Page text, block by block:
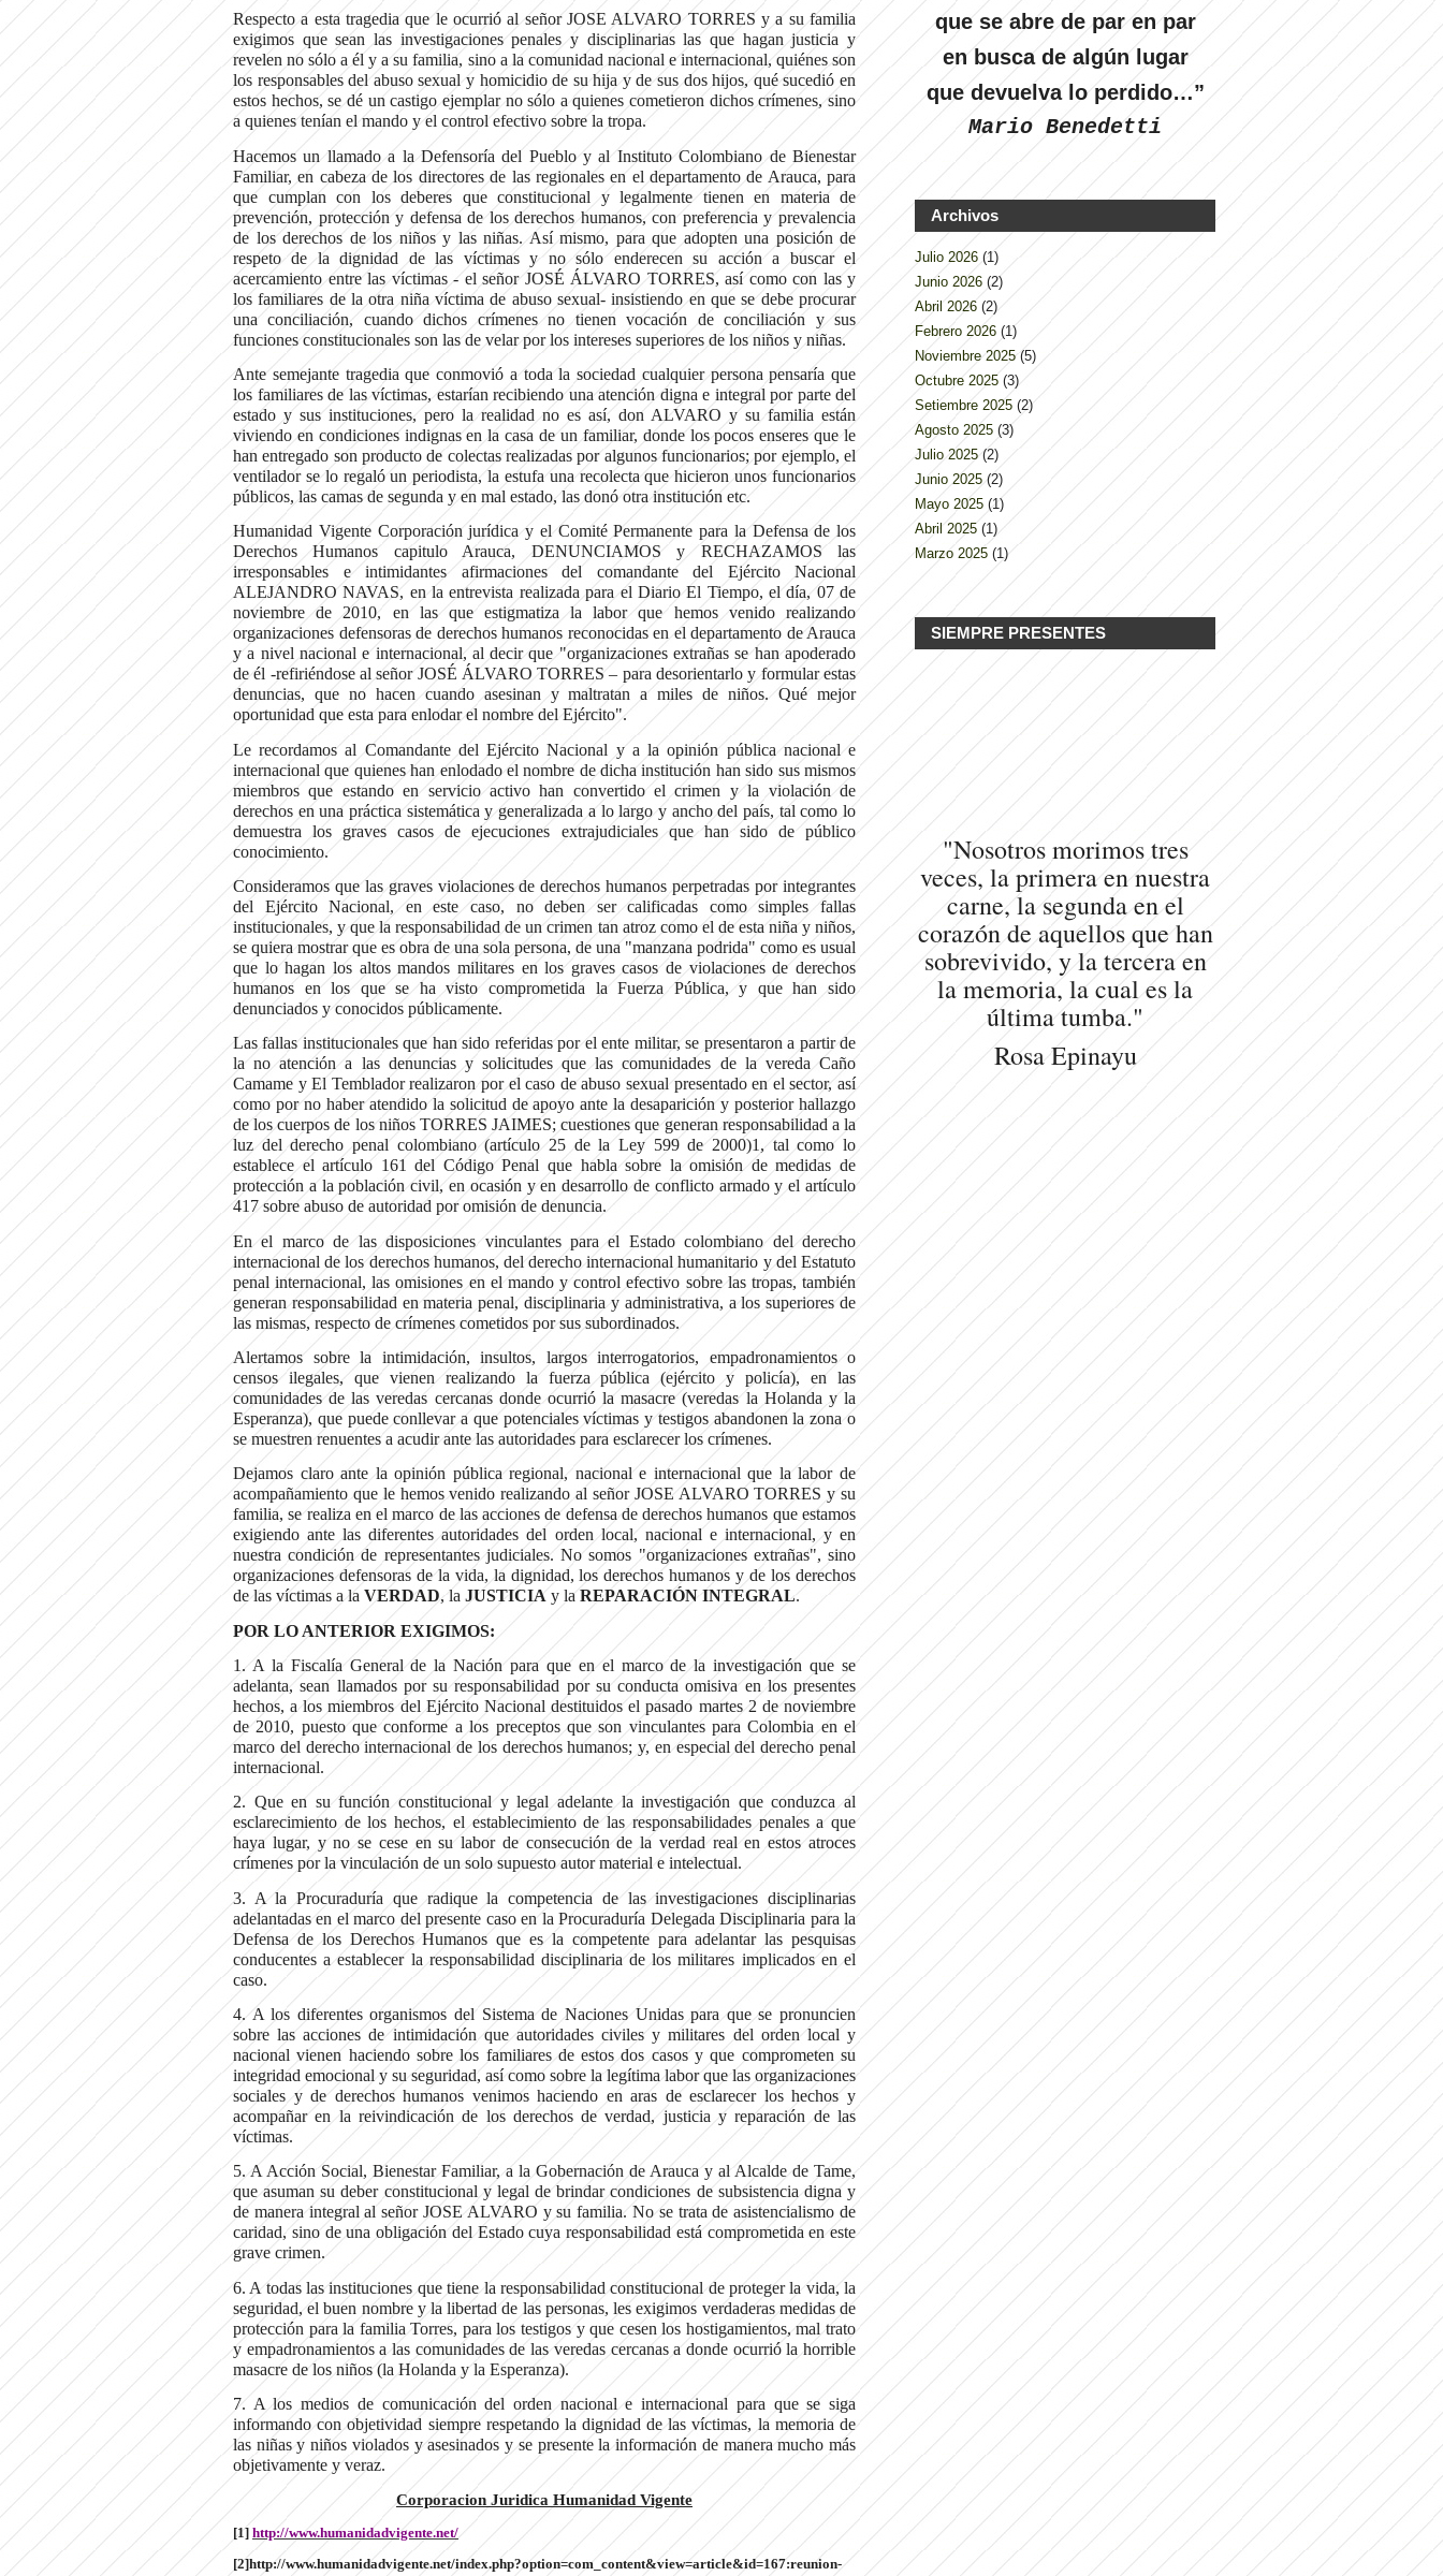
Respecto a esta tragedia que le ocurrió al señor JOSE ALVARO TORRES y a su familia
exigimos que sean las investigaciones penales y disciplinarias las que hagan justicia y
revelen no sólo a él y a su familia, sino a la comunidad nacional e internacional, quiénes son
los responsables del abuso sexual y homicidio de su hija y de sus dos hijos, qué sucedió en
estos hechos, se dé un castigo ejemplar no sólo a quienes cometieron dichos crímenes, sino
a quienes tenían el mando y el control efectivo sobre la tropa.
Hacemos un llamado a la Defensoría del Pueblo y al Instituto Colombiano de Bienestar
Familiar, en cabeza de los directores de las regionales en el departamento de Arauca, para
que cumplan con los deberes que constitucional y legalmente tienen en materia de
prevención, protección y defensa de los derechos humanos, con preferencia y prevalencia
de los derechos de los niños y las niñas. Así mismo, para que adopten una posición de
respeto de la dignidad de las víctimas y no sólo enderecen su acción a buscar el
acercamiento entre las víctimas - el señor JOSÉ ÁLVARO TORRES, así como con las y
los familiares de la otra niña víctima de abuso sexual- insistiendo en que se debe procurar
una conciliación, cuando dichos crímenes no tienen vocación de conciliación y sus
funciones constitucionales son las de velar por los intereses superiores de los niños y niñas.
Ante semejante tragedia que conmovió a toda la sociedad cualquier persona pensaría que
los familiares de las víctimas, estarían recibiendo una atención digna e integral por parte del
estado y sus instituciones, pero la realidad no es así, don ALVARO y su familia están
viviendo en condiciones indignas en la casa de un familiar, donde los pocos enseres que le
han entregado son producto de colectas realizadas por algunos funcionarios; por ejemplo, el
ventilador se lo regaló un periodista, la estufa una recolecta que hicieron unos funcionarios
públicos, las camas de segunda y en mal estado, las donó otra institución etc.
Humanidad Vigente Corporación jurídica y el Comité Permanente para la Defensa de los
Derechos Humanos capitulo Arauca, DENUNCIAMOS y RECHAZAMOS las
irresponsables e intimidantes afirmaciones del comandante del Ejército Nacional
ALEJANDRO NAVAS, en la entrevista realizada para el Diario El Tiempo, el día, 07 de
noviembre de 2010, en las que estigmatiza la labor que hemos venido realizando
organizaciones defensoras de derechos humanos reconocidas en el departamento de Arauca
y a nivel nacional e internacional, al decir que "organizaciones extrañas se han apoderado
de él -refiriéndose al señor JOSÉ ÁLVARO TORRES – para desorientarlo y formular estas
denuncias, que no hacen cuando asesinan y maltratan a miles de niños. Qué mejor
oportunidad que esta para enlodar el nombre del Ejército".
Le recordamos al Comandante del Ejército Nacional y a la opinión pública nacional e
internacional que quienes han enlodado el nombre de dicha institución han sido sus mismos
miembros que estando en servicio activo han convertido el crimen y la violación de
derechos en una práctica sistemática y generalizada a lo largo y ancho del país, tal como lo
demuestra los graves casos de ejecuciones extrajudiciales que han sido de público
conocimiento.
Consideramos que las graves violaciones de derechos humanos perpetradas por integrantes
del Ejército Nacional, en este caso, no deben ser calificadas como simples fallas
institucionales, y que la responsabilidad de un crimen tan atroz como el de esta niña y niños,
se quiera mostrar que es obra de una sola persona, de una "manzana podrida" como es usual
que lo hagan los altos mandos militares en los graves casos de violaciones de derechos
humanos en los que se ha visto comprometida la Fuerza Pública, y que han sido
denunciados y conocidos públicamente.
Las fallas institucionales que han sido referidas por el ente militar, se presentaron a partir de
la no atención a las denuncias y solicitudes que las comunidades de la vereda Caño
Camame y El Temblador realizaron por el caso de abuso sexual presentado en el sector, así
como por no haber atendido la solicitud de apoyo ante la desaparición y posterior hallazgo
de los cuerpos de los niños TORRES JAIMES; cuestiones que generan responsabilidad a la
luz del derecho penal colombiano (artículo 25 de la Ley 599 de 2000)1, tal como lo
establece el artículo 161 del Código Penal que habla sobre la omisión de medidas de
protección a la población civil, en ocasión y en desarrollo de conflicto armado y el artículo
417 sobre abuso de autoridad por omisión de denuncia.
En el marco de las disposiciones vinculantes para el Estado colombiano del derecho
internacional de los derechos humanos, del derecho internacional humanitario y del Estatuto
penal internacional, las omisiones en el mando y control efectivo sobre las tropas, también
generan responsabilidad en materia penal, disciplinaria y administrativa, a los superiores de
las mismas, respecto de crímenes cometidos por sus subordinados.
Alertamos sobre la intimidación, insultos, largos interrogatorios, empadronamientos o
censos ilegales, que vienen realizando la fuerza pública (ejército y policía), en las
comunidades de las veredas cercanas donde ocurrió la masacre (veredas la Holanda y la
Esperanza), que puede conllevar a que potenciales víctimas y testigos abandonen la zona o
se muestren renuentes a acudir ante las autoridades para esclarecer los crímenes.
Dejamos claro ante la opinión pública regional, nacional e internacional que la labor de
acompañamiento que le hemos venido realizando al señor JOSE ALVARO TORRES y su
familia, se realiza en el marco de las acciones de defensa de derechos humanos que estamos
exigiendo ante las diferentes autoridades del orden local, nacional e internacional, y en
nuestra condición de representantes judiciales. No somos "organizaciones extrañas", sino
organizaciones defensoras de la vida, la dignidad, los derechos humanos y de los derechos
de las víctimas a la VERDAD, la JUSTICIA y la REPARACIÓN INTEGRAL.
POR LO ANTERIOR EXIGIMOS:
1. A la Fiscalía General de la Nación para que en el marco de la investigación que se
adelanta, sean llamados por su responsabilidad por su conducta omisiva en los presentes
hechos, a los miembros del Ejército Nacional destituidos el pasado martes 2 de noviembre
de 2010, puesto que conforme a los preceptos que son vinculantes para Colombia en el
marco del derecho internacional de los derechos humanos; y, en especial del derecho penal
internacional.
2. Que en su función constitucional y legal adelante la investigación que conduzca al
esclarecimiento de los hechos, el establecimiento de las responsabilidades penales a que
haya lugar, y no se cese en su labor de consecución de la verdad real en estos atroces
crímenes por la vinculación de un solo supuesto autor material e intelectual.
3. A la Procuraduría que radique la competencia de las investigaciones disciplinarias
adelantadas en el marco del presente caso en la Procuraduría Delegada Disciplinaria para la
Defensa de los Derechos Humanos que es la competente para adelantar las pesquisas
conducentes a establecer la responsabilidad disciplinaria de los militares implicados en el
caso.
4. A los diferentes organismos del Sistema de Naciones Unidas para que se pronuncien
sobre las acciones de intimidación que autoridades civiles y militares del orden local y
nacional vienen haciendo sobre los familiares de estos dos casos y que comprometen su
integridad emocional y su seguridad, así como sobre la legítima labor que las organizaciones
sociales y de derechos humanos venimos haciendo en aras de esclarecer los hechos y
acompañar en la reivindicación de los derechos de verdad, justicia y reparación de las
víctimas.
5. A Acción Social, Bienestar Familiar, a la Gobernación de Arauca y al Alcalde de Tame,
que asuman su deber constitucional y legal de brindar condiciones de subsistencia digna y
de manera integral al señor JOSE ALVARO y su familia. No se trata de asistencialismo de
caridad, sino de una obligación del Estado cuya responsabilidad está comprometida en este
grave crimen.
6. A todas las instituciones que tiene la responsabilidad constitucional de proteger la vida, la
seguridad, el buen nombre y la libertad de las personas, les exigimos verdaderas medidas de
protección para la familia Torres, para los testigos y que cesen los hostigamientos, mal trato
y empadronamientos a las comunidades de las veredas cercanas a donde ocurrió la horrible
masacre de los niños (la Holanda y la Esperanza).
7. A los medios de comunicación del orden nacional e internacional para que se siga
informando con objetividad siempre respetando la dignidad de las víctimas, la memoria de
las niñas y niños violados y asesinados y se presente la información de manera mucho más
objetivamente y veraz.
Corporacion Juridica Humanidad Vigente
[1] http://www.humanidadvigente.net/
[2]http://www.humanidadvigente.net/index.php?option=com_content&view=article&id=167:reunion-
que se abre de par en par
en busca de algún lugar
que devuelva lo perdido…”
Mario Benedetti
Archivos
Julio 2026 (1)
Junio 2026 (2)
Abril 2026 (2)
Febrero 2026 (1)
Noviembre 2025 (5)
Octubre 2025 (3)
Setiembre 2025 (2)
Agosto 2025 (3)
Julio 2025 (2)
Junio 2025 (2)
Mayo 2025 (1)
Abril 2025 (1)
Marzo 2025 (1)
SIEMPRE PRESENTES
"Nosotros morimos tres
veces, la primera en nuestra
carne, la segunda en el
corazón de aquellos que han
sobrevivido, y la tercera en
la memoria, la cual es la
última tumba."
Rosa Epinayu